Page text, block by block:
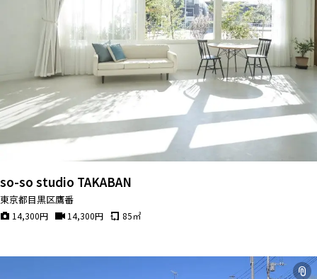
so-so studio TAKABAN
東京都目黒区鷹番
14,300円 14,300円 85㎡